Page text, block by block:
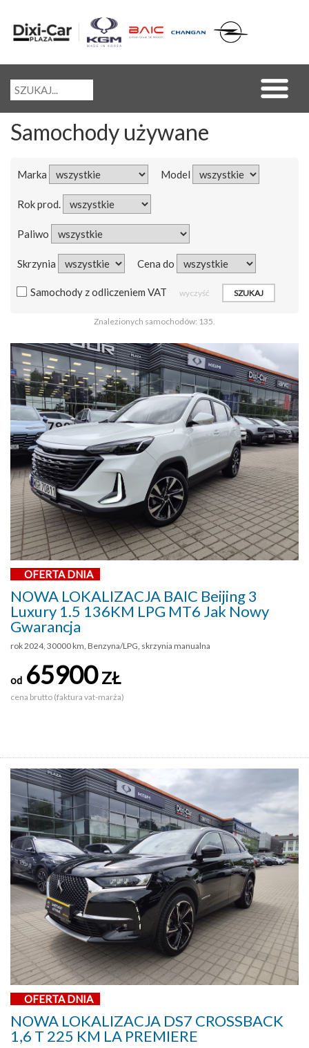
Samochody używane
Marka Model
Rok prod.
Paliwo
Skrzynia Cena do
Samochody z odliczeniem VAT wyczyść
Znalezionych samochodów: 135.
OFERTA DNIA
NOWA LOKALIZACJA BAIC Beijing 3
Luxury 1.5 136KM LPG MT6 Jak Nowy
Gwarancja
rok 2024, 30000 km, Benzyna/LPG, skrzynia manualna
od 65900ZŁ
cena brutto (faktura vat-marża)
OFERTA DNIA
NOWA LOKALIZACJA DS7 CROSSBACK
1,6 T 225 KM LA PREMIERE